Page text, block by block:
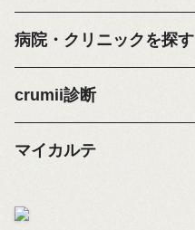
病院・クリニックを探す
crumii診断
マイカルテ